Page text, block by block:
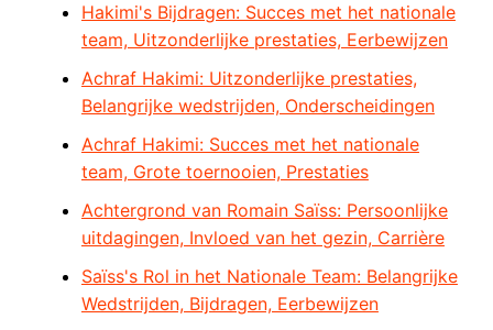
Hakimi's Bijdragen: Succes met het nationale
team, Uitzonderlijke prestaties, Eerbewijzen
Achraf Hakimi: Uitzonderlijke prestaties,
Belangrijke wedstrijden, Onderscheidingen
Achraf Hakimi: Succes met het nationale
team, Grote toernooien, Prestaties
Achtergrond van Romain Saïss: Persoonlijke
uitdagingen, Invloed van het gezin, Carrière
Saïss's Rol in het Nationale Team: Belangrijke
Wedstrijden, Bijdragen, Eerbewijzen